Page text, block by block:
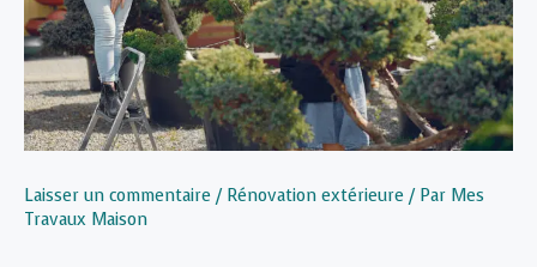
Laisser un commentaire / Rénovation extérieure / Par Mes
Travaux Maison